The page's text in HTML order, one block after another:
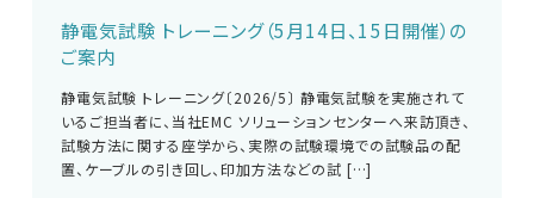
静電気試験 トレーニング（5月14日、15日開催）の
ご案内
静電気試験 トレーニング〔2026/5〕 静電気試験を実施されて
いるご担当者に、当社EMC ソリューションセンターへ来訪頂き、
試験方法に関する座学から、実際の試験環境での試験品の配
置、ケーブルの引き回し、印加方法などの試 […]